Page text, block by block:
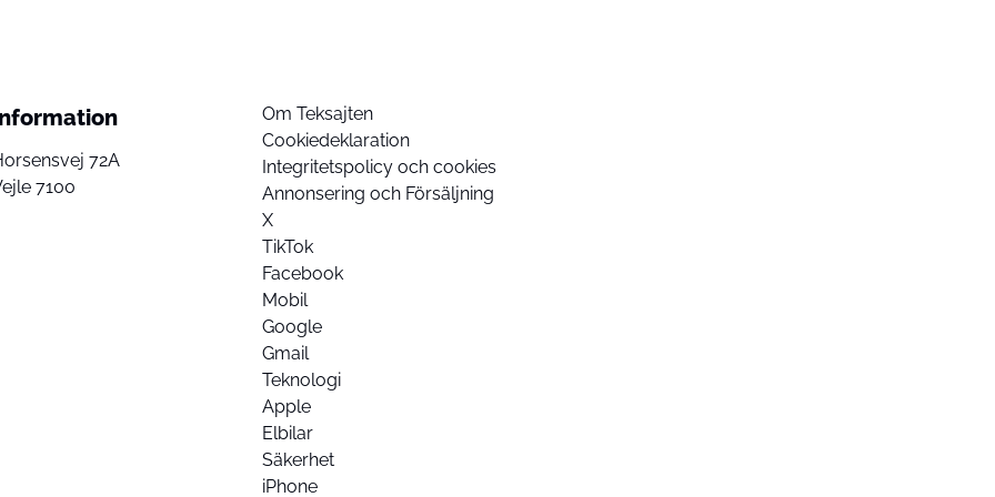
72A
7100
Om Teksajten
Cookiedeklaration
Integritetspolicy och cookies
Annonsering och Försäljning
X
TikTok
Facebook
Mobil
Google
Gmail
Teknologi
Apple
Elbilar
Säkerhet
iPhone